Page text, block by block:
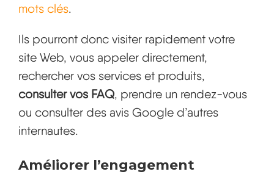
mots clés.
Ils pourront donc visiter rapidement votre
site Web, vous appeler directement,
rechercher vos services et produits,
consulter vos FAQ, prendre un rendez-vous
ou consulter des avis Google d’autres
internautes.
Améliorer l’engagement